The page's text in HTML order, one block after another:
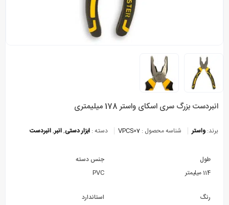
انبردست بزرگ سری اسکای واستر 178 میلیمتری
برند: واستر شناسه محصول : VPCS07 دسته : ابزار دستی,انبر,انبردست
طول
114 میلیمتر
جنس دسته
PVC
رنگ
استاندارد